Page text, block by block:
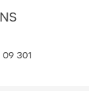
301